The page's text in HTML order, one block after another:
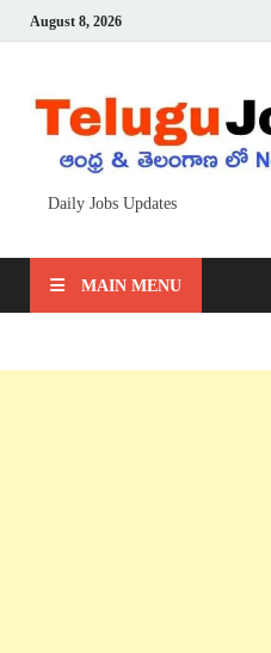
August 8, 2026
Daily Jobs Updates
MAIN MENU